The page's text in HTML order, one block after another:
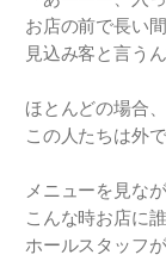
お店の前で長い
見込み客と言う
ほとんどの場合
この人たちは外
メニューを見な
こんな時お店に
ホールスタッフ